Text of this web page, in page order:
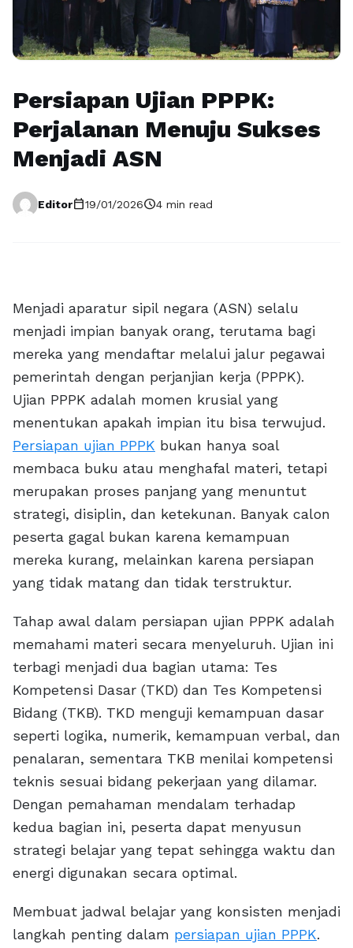
Persiapan Ujian PPPK:
Perjalanan Menuju Sukses
Menjadi ASN
Editorcalendar_today19/01/2026schedule4 min read
Menjadi aparatur sipil negara (ASN) selalu
menjadi impian banyak orang, terutama bagi
mereka yang mendaftar melalui jalur pegawai
pemerintah dengan perjanjian kerja (PPPK).
Ujian PPPK adalah momen krusial yang
menentukan apakah impian itu bisa terwujud.
Persiapan ujian PPPK bukan hanya soal
membaca buku atau menghafal materi, tetapi
merupakan proses panjang yang menuntut
strategi, disiplin, dan ketekunan. Banyak calon
peserta gagal bukan karena kemampuan
mereka kurang, melainkan karena persiapan
yang tidak matang dan tidak terstruktur.
Tahap awal dalam persiapan ujian PPPK adalah
memahami materi secara menyeluruh. Ujian ini
terbagi menjadi dua bagian utama: Tes
Kompetensi Dasar (TKD) dan Tes Kompetensi
Bidang (TKB). TKD menguji kemampuan dasar
seperti logika, numerik, kemampuan verbal, dan
penalaran, sementara TKB menilai kompetensi
teknis sesuai bidang pekerjaan yang dilamar.
Dengan pemahaman mendalam terhadap
kedua bagian ini, peserta dapat menyusun
strategi belajar yang tepat sehingga waktu dan
energi digunakan secara optimal.
Membuat jadwal belajar yang konsisten menjadi
langkah penting dalam persiapan ujian PPPK.